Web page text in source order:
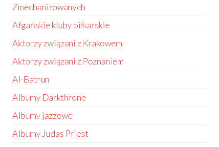
Zmechanizowanych
Afgańskie kluby piłkarskie
Aktorzy związani z Krakowem
Aktorzy związani z Poznaniem
Al-Batrun
Albumy Darkthrone
Albumy jazzowe
Albumy Judas Priest